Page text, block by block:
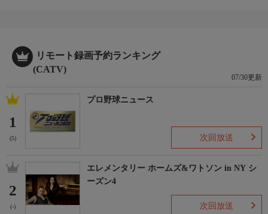
リモート録画予約ランキング
(CATV)
07/30更新
1
(5)
プロ野球ニュース
次回放送
2
(-)
エレメンタリー ホームズ&ワトソン in NY シ
ーズン4
次回放送